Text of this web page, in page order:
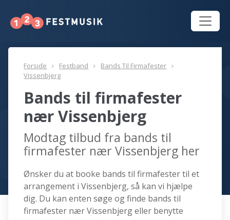
Forside Festband
Bands Til Firmafester
Vissenbjerg
Bands til firmafester
nær Vissenbjerg
Modtag tilbud fra bands til
firmafester nær Vissenbjerg her
Ønsker du at booke bands til firmafester til et
arrangement i Vissenbjerg, så kan vi hjælpe
dig. Du kan enten søge og finde bands til
firmafester nær Vissenbjerg eller benytte